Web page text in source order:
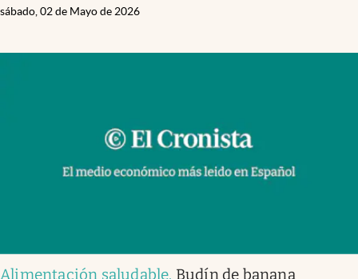
sábado, 02 de Mayo de 2026
Alimentación saludable. Budín de banana